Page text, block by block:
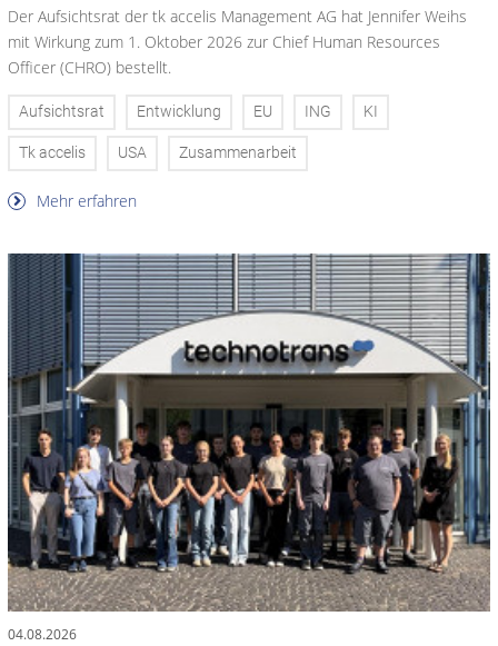
Der Aufsichtsrat der tk accelis Management AG hat Jennifer Weihs
mit Wirkung zum 1. Oktober 2026 zur Chief Human Resources
Officer (CHRO) bestellt.
Aufsichtsrat Entwicklung EU ING KI
Tk accelis USA Zusammenarbeit
Mehr erfahren
04.08.2026